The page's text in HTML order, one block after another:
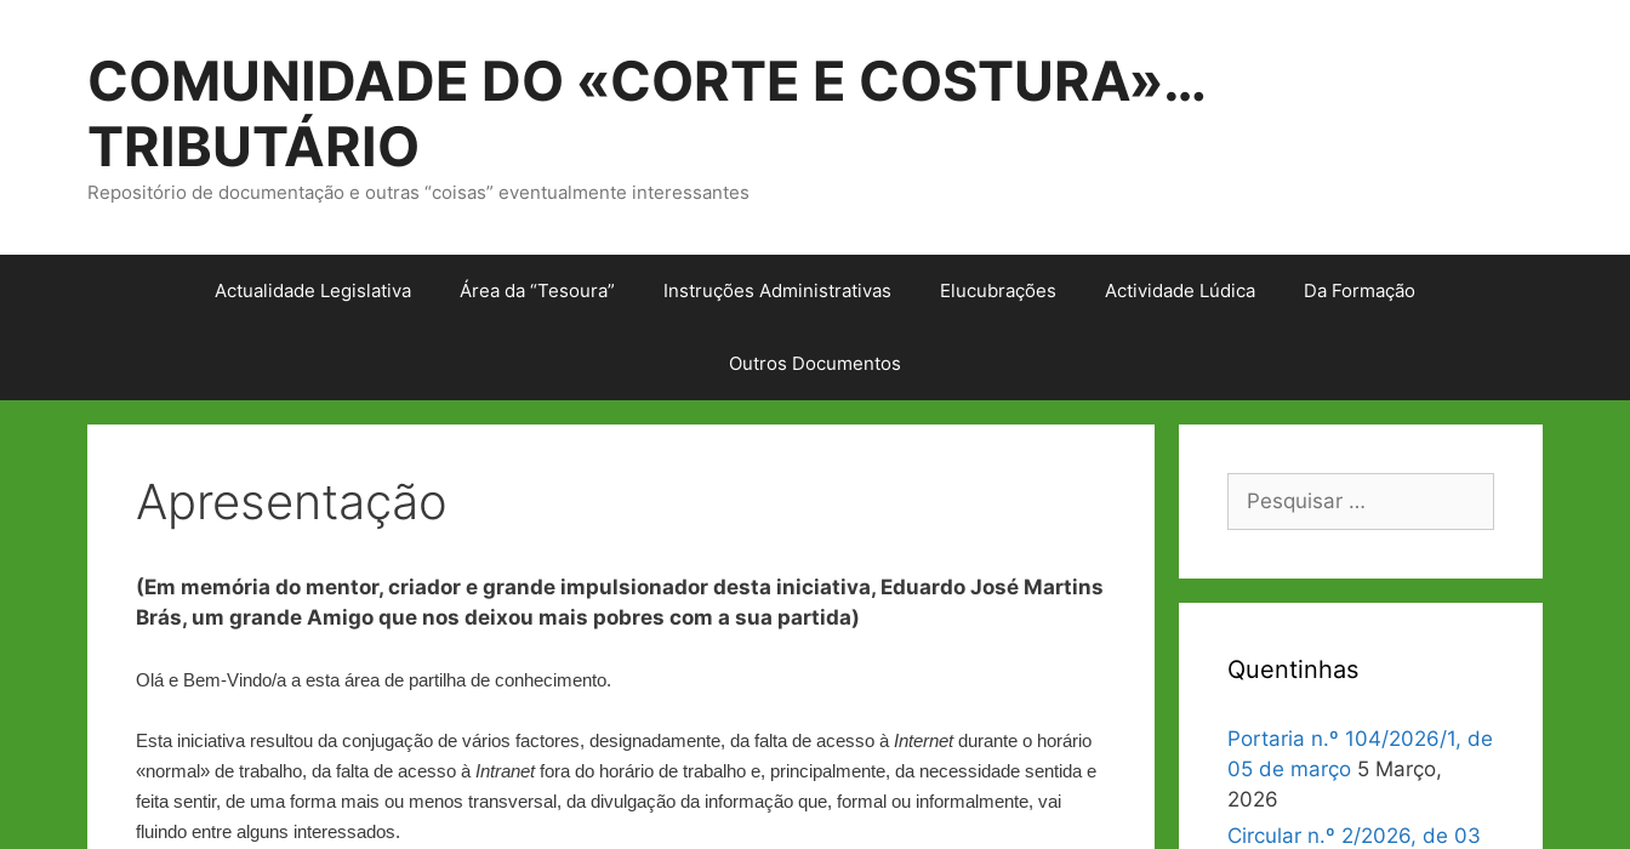
COMUNIDADE DO «CORTE E COSTURA»…
TRIBUTÁRIO
Repositório de documentação e outras “coisas” eventualmente interessantes
Actualidade Legislativa Área da “Tesoura” Instruções Administrativas Elucubrações Actividade Lúdica Da Formação
Outros Documentos
Apresentação
(Em memória do mentor, criador e grande impulsionador desta iniciativa, Eduardo José Martins
Brás, um grande Amigo que nos deixou mais pobres com a sua partida)
Olá e Bem-Vindo/a a esta área de partilha de conhecimento.
Esta iniciativa resultou da conjugação de vários factores, designadamente, da falta de acesso à Internetdurante o horário
«normal» de trabalho, da falta de acesso à Intranetfora do horário de trabalho e, principalmente, da necessidade sentida e
feita sentir, de uma forma mais ou menos transversal, da divulgação da informação que, formal ou informalmente, vai
fluindo entre alguns interessados.
Pesquisar
Quentinhas
Portaria n.º 104/2026/1, de
05 de março 5 Março,
2026
Circular n.º 2/2026, de 03